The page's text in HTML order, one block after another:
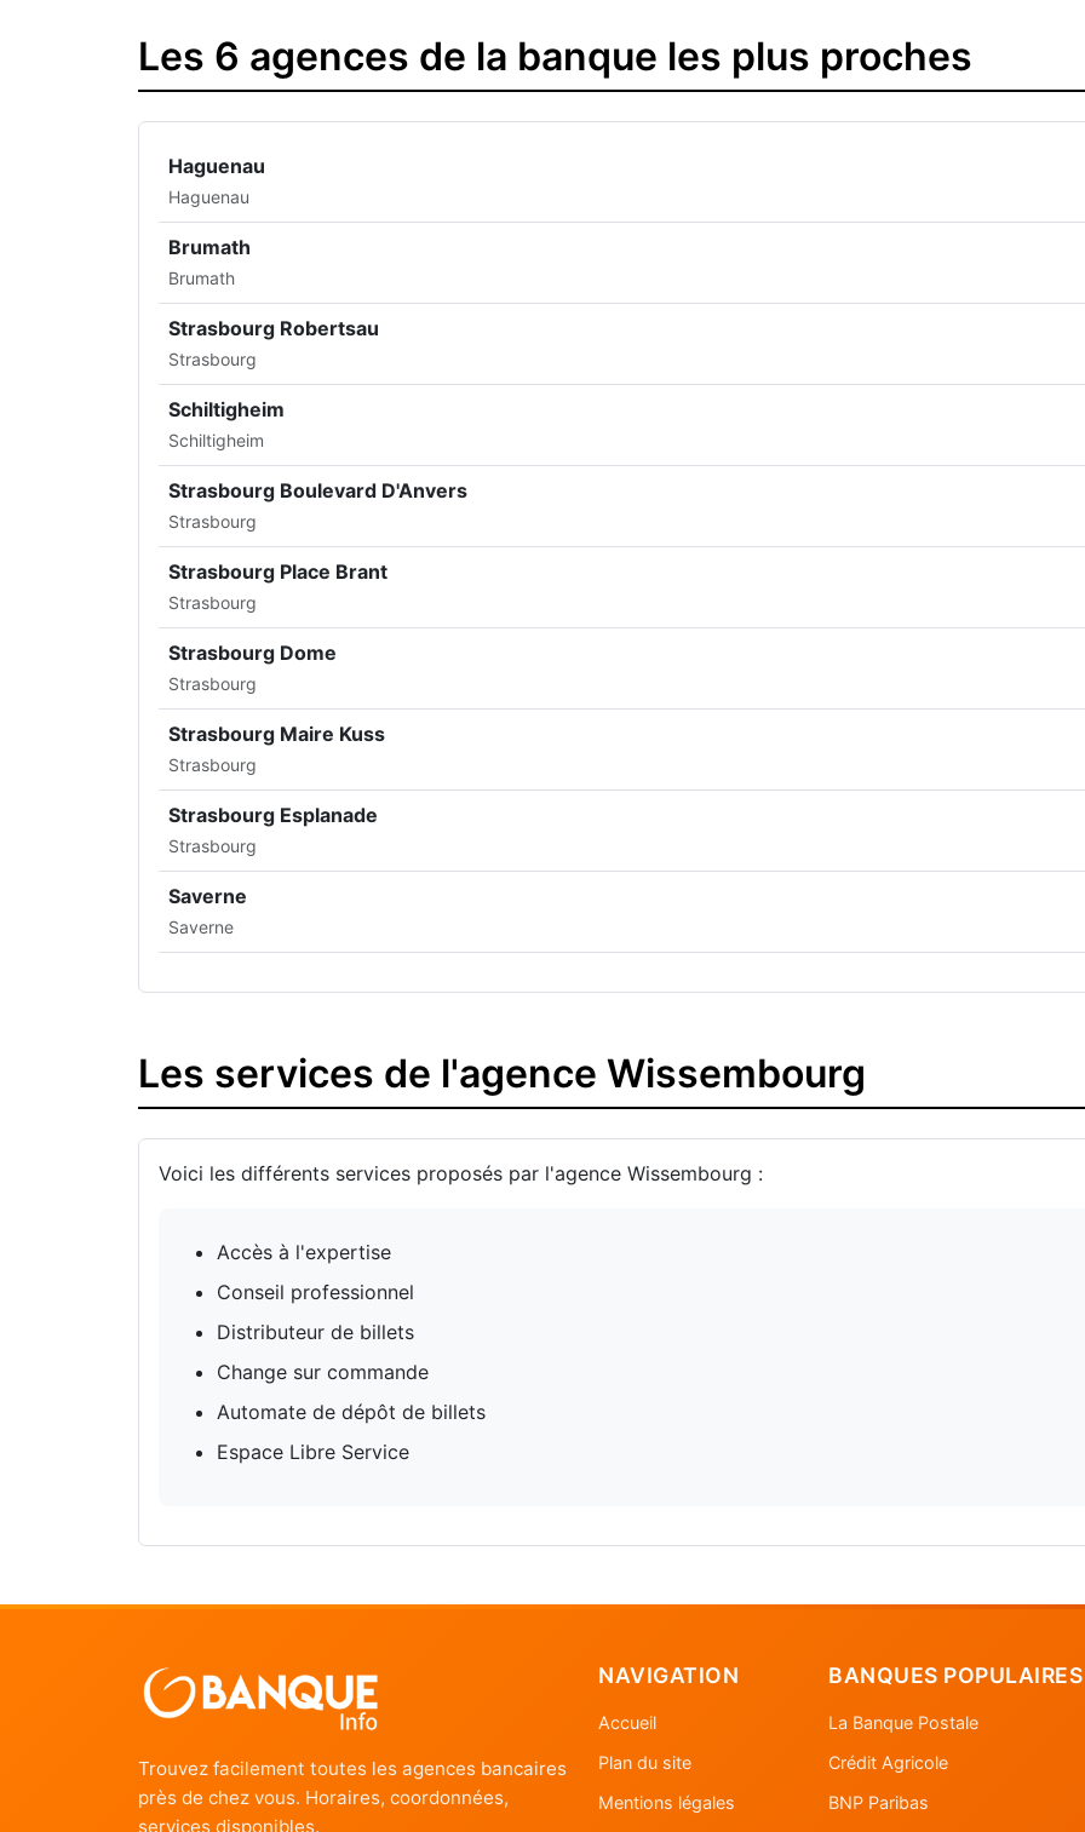
Les 6 agences de la banque les plus proches
Haguenau
Haguenau
Brumath
Brumath
Strasbourg Robertsau
Strasbourg
Schiltigheim
Schiltigheim
Strasbourg Boulevard D'Anvers
Strasbourg
Strasbourg Place Brant
Strasbourg
Strasbourg Dome
Strasbourg
Strasbourg Maire Kuss
Strasbourg
Strasbourg Esplanade
Strasbourg
Saverne
Saverne
Les services de l'agence Wissembourg
Voici les différents services proposés par l'agence Wissembourg :
Accès à l'expertise
Conseil professionnel
Distributeur de billets
Change sur commande
Automate de dépôt de billets
Espace Libre Service
Trouvez facilement toutes les agences bancaires
près de chez vous. Horaires, coordonnées,
services disponibles.
NAVIGATION
Accueil
Plan du site
Mentions légales
BANQUES POPULAIRES
La Banque Postale
Crédit Agricole
BNP Paribas